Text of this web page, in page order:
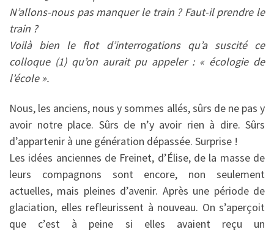
N’allons-nous pas manquer le train ? Faut-il prendre le
train ?
Voilà bien le flot d’interrogations qu’a suscité ce
colloque (1) qu’on aurait pu appeler : « écologie de
l’école ».
Nous, les anciens, nous y sommes allés, sûrs de ne pas y
avoir notre place. Sûrs de n’y avoir rien à dire. Sûrs
d’appartenir à une génération dépassée. Surprise !
Les idées anciennes de Freinet, d’Élise, de la masse de
leurs compagnons sont encore, non seulement
actuelles, mais pleines d’avenir. Après une période de
glaciation, elles refleurissent à nouveau. On s’aperçoit
que c’est à peine si elles avaient reçu un